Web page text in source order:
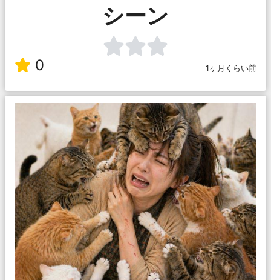
シーン
0 1ヶ月くらい前